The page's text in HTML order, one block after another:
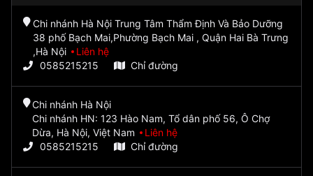
Chi nhánh Hà Nội Trung Tâm Thẩm Định Và Bảo Dưỡng
38 phố Bạch Mai,Phường Bạch Mai , Quận Hai Bà Trưng
,Hà Nội
Liên hệ
0585215215
Chỉ đường
Chi nhánh Hà Nội
Chi nhánh HN: 123 Hào Nam, Tổ dân phố 56, Ô Chợ
Dừa, Hà Nội, Việt Nam
Liên hệ
0585215215
Chỉ đường